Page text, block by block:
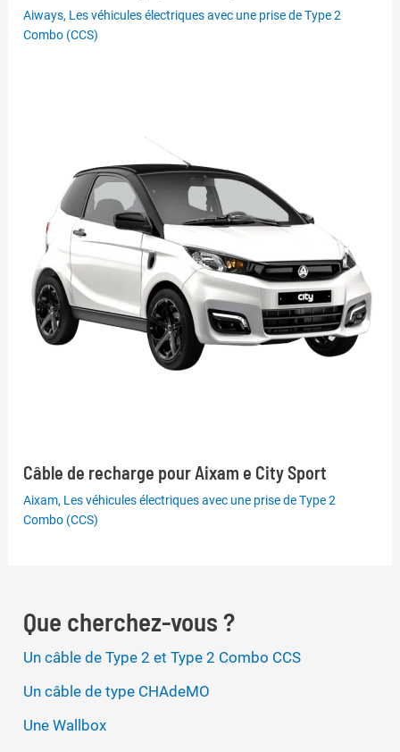
Aiways, Les véhicules électriques avec une prise de Type 2
Combo (CCS)
Câble de recharge pour Aixam e City Sport
Aixam, Les véhicules électriques avec une prise de Type 2
Combo (CCS)
Que cherchez-vous ?
Un câble de Type 2 et Type 2 Combo CCS
Un câble de type CHAdeMO
Une Wallbox